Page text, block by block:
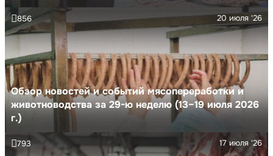
Обзор новостей и событий мясопереработки и
животноводства за 29-ю неделю (13–19 июля 2026
г.)
20 июля '26
856
17 июля '26
793